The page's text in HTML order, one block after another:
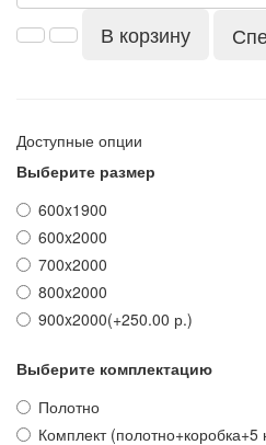
В корзину
Доступные опции
Выберите размер
600x1900
600x2000
700x2000
800x2000
900x2000(+250.00 р.)
Выберите комплектацию
Полотно
Комплект (полотно+коробка+5